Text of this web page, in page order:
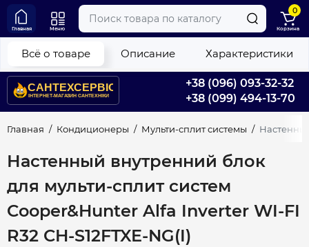
+38 (096) 093-32-32
+38 (099) 494-13-70
Главная Меню
0
Корзина
Главная Кондиционеры Мульти-сплит системы
Настенный внутренний блок
для мульти-сплит систем
Cooper&Hunter Alfa Inverter WI-FI
R32 CH-S12FTXE-NG(I)
Всё о товаре Описание Характеристики